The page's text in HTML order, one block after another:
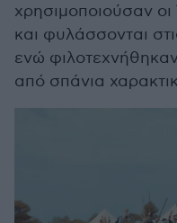
χρησιμοποιούσαν
και φυλάσσονται
ενώ
από σπάνια